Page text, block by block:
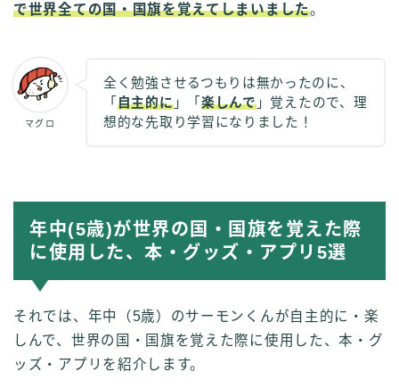
で世界全ての国・国旗を覚えてしまいました。
マグロ
全く勉強させるつもりは無かったのに、
「 自主的に」「 楽しんで」覚えたので、理
想的な先取り学習になりました！
年中(5歳)が世界の国・国旗を覚えた際
に使用した、本・グッズ・アプリ5選
それでは、年中（5歳）のサーモンくんが自主的に・楽
しんで、世界の国・国旗を覚えた際に使用した、本・グ
ッズ・アプリを紹介します。